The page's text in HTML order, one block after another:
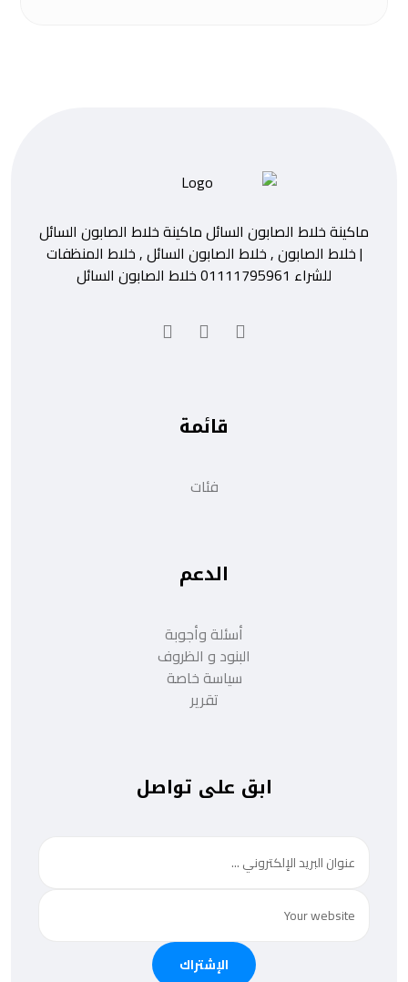
ماكينة خلاط الصابون السائل ماكينة خلاط الصابون السائل
| خلاط الصابون , خلاط الصابون السائل , خلاط المنظفات
للشراء 01111795961 خلاط الصابون السائل
قائمة
فئات
الدعم
أسئلة وأجوبة
البنود و الظروف
سياسة خاصة
تقرير
ابق على تواصل
الإشتراك